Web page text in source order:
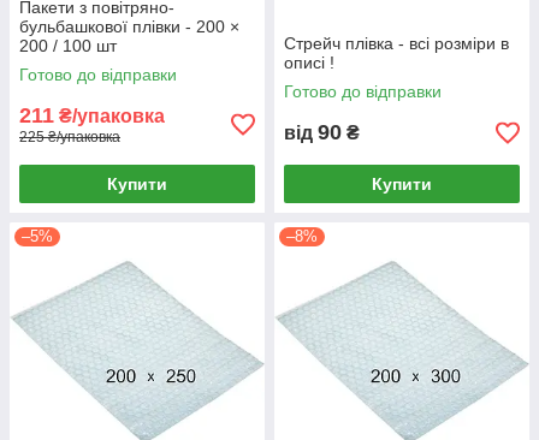
Пакети з повітряно-
бульбашкової плівки - 200 ×
200 / 100 шт
Готово до відправки
211 ₴/упаковка
225 ₴/упаковка
Купити
Стрейч плівка - всі розміри в
описі !
Готово до відправки
від 90 ₴
Купити
–5% –8%